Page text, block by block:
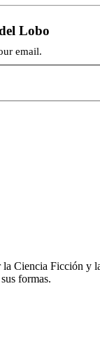
Lobo
email.
Ciencia Ficción y
formas.